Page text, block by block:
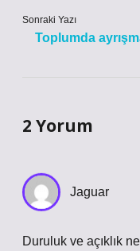
Sonraki Yazı
Toplumda
2 Yorum
Jaguar
Duruluk ve açıklık